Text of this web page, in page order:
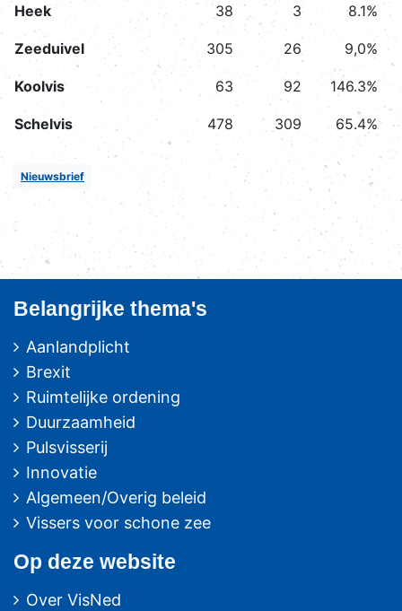
Heek 38 3 8.1%
Zeeduivel 305 26 9,0%
Koolvis 63 92 146.3%
Schelvis 478 309 65.4%
Nieuwsbrief
Belangrijke thema's
Aanlandplicht
Brexit
Ruimtelijke ordening
Duurzaamheid
Pulsvisserij
Innovatie
Algemeen/Overig beleid
Vissers voor schone zee
Op deze website
Over VisNed